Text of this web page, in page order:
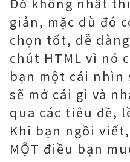
giản, mặc dù đó
chọn tốt, dễ
chút HTML vì nó
bạn một cái nhìn
sẽ mở cái gì và
qua các tiêu đề,
Khi bạn ngồi
MỘT điều bạn